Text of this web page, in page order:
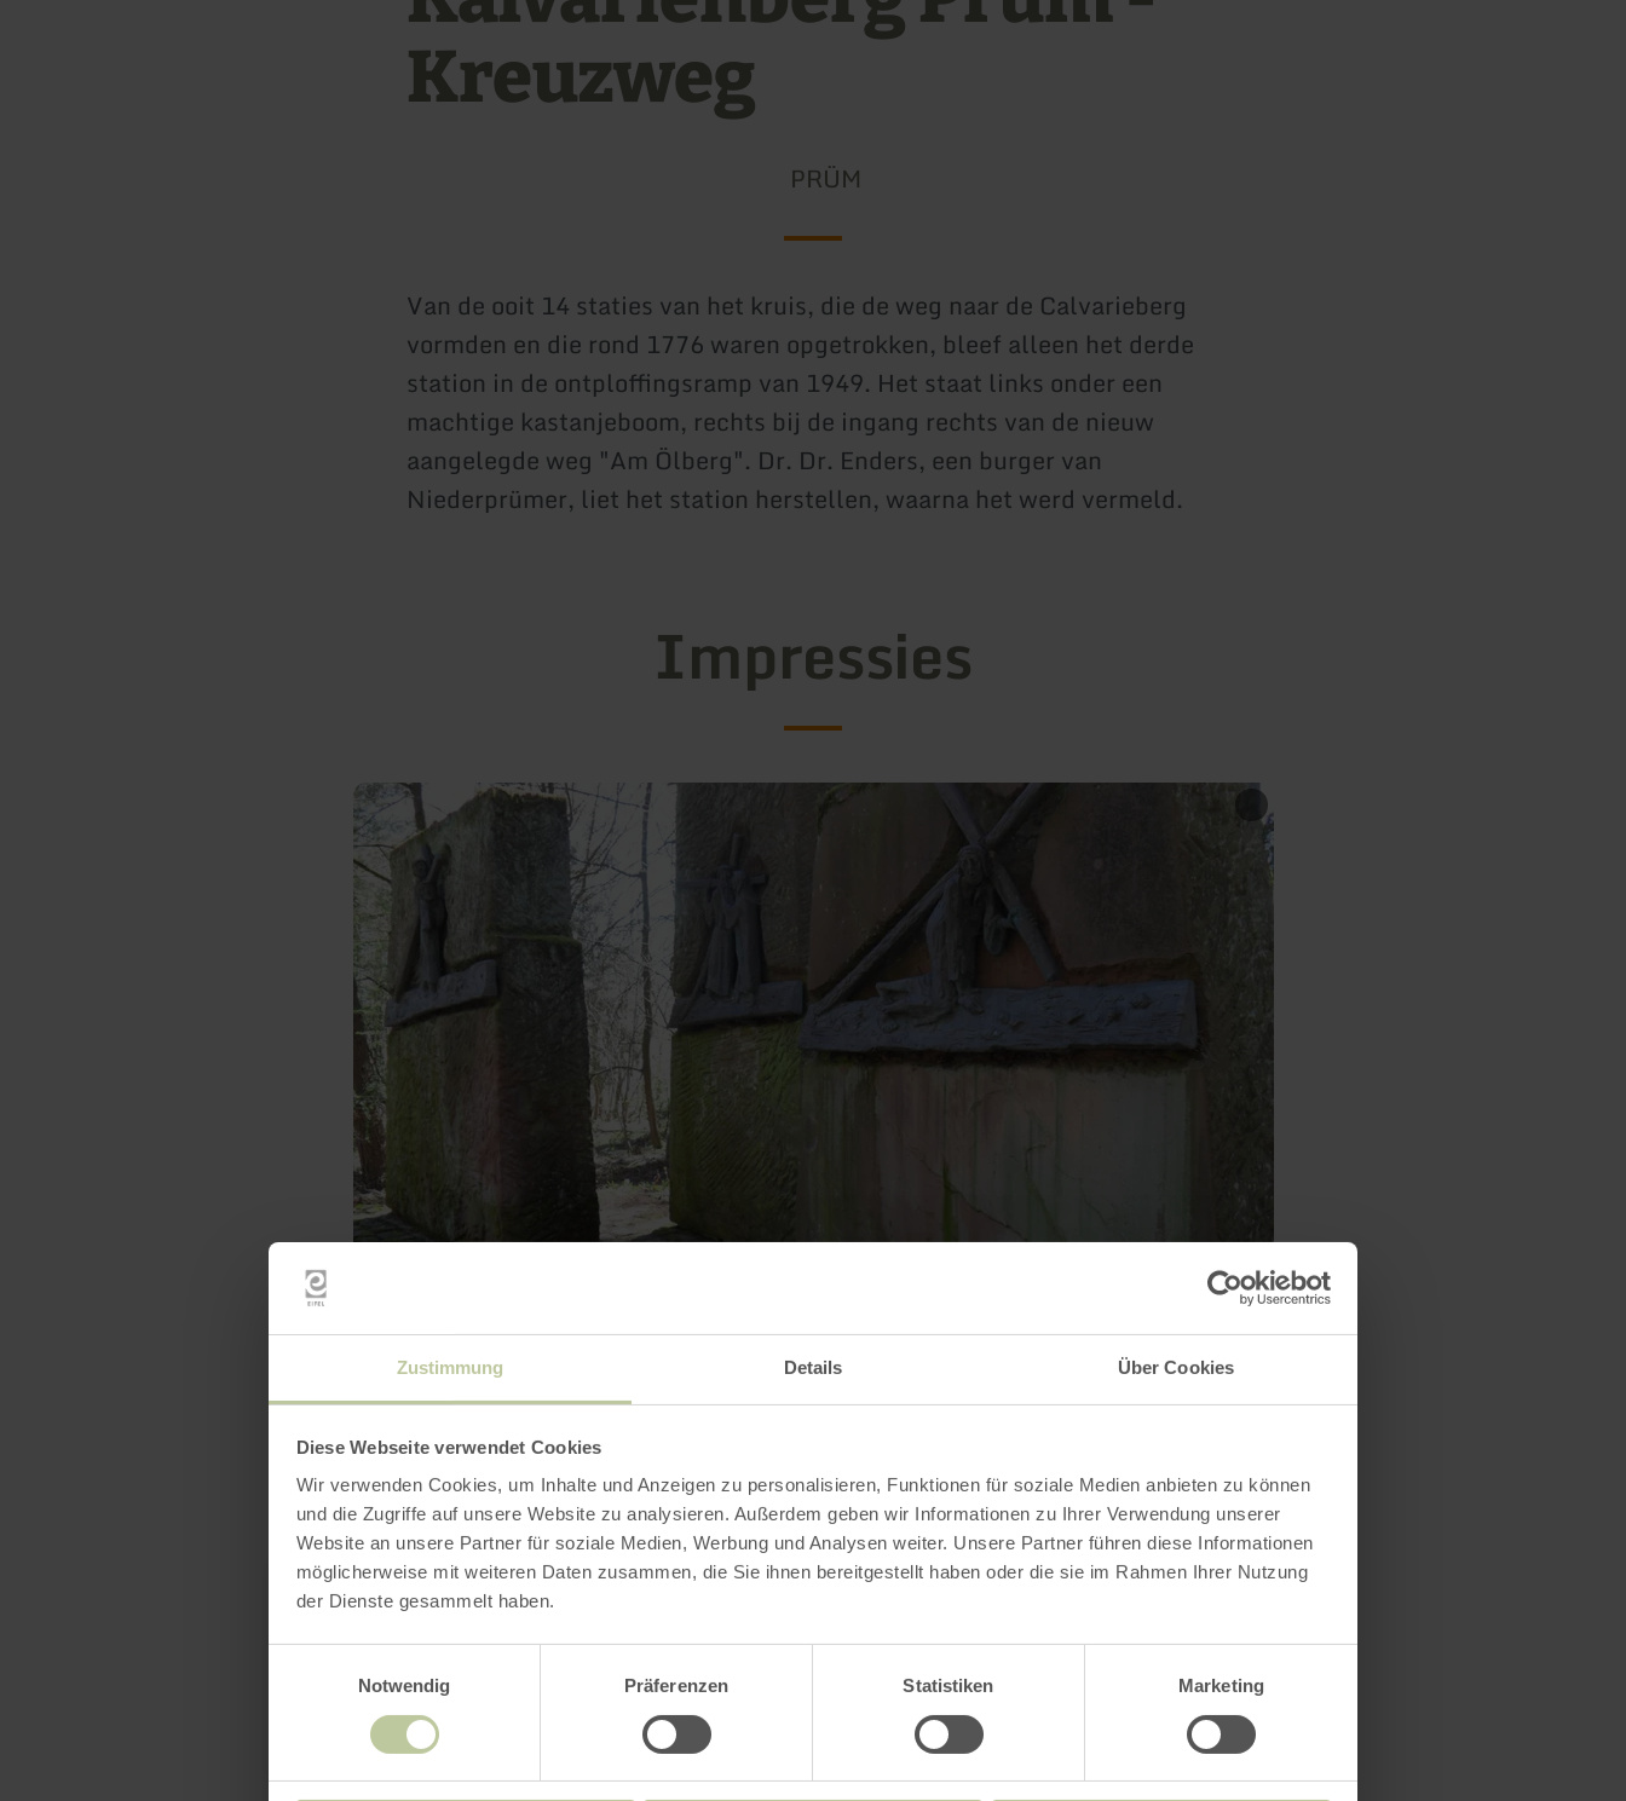
Zustimmung Details Über Cookies
Diese Webseite verwendet Cookies
Wir verwenden Cookies, um Inhalte und Anzeigen zu personalisieren, Funktionen für soziale Medien anbieten zu können
und die Zugriffe auf unsere Website zu analysieren. Außerdem geben wir Informationen zu Ihrer Verwendung unserer
Website an unsere Partner für soziale Medien, Werbung und Analysen weiter. Unsere Partner führen diese Informationen
möglicherweise mit weiteren Daten zusammen, die Sie ihnen bereitgestellt haben oder die sie im Rahmen Ihrer Nutzung
der Dienste gesammelt haben.
Notwendig
Präferenzen Statistiken Marketing
Kreuzweg
PRÜM
Van de ooit 14 staties van het kruis, die de weg naar de Calvarieberg
vormden en die rond 1776 waren opgetrokken, bleef alleen het derde
station in de ontploffingsramp van 1949. Het staat links onder een
machtige kastanjeboom, rechts bij de ingang rechts van de nieuw
aangelegde weg "Am Ölberg". Dr. Dr. Enders, een burger van
Niederprümer, liet het station herstellen, waarna het werd vermeld.
Impressies
Contact